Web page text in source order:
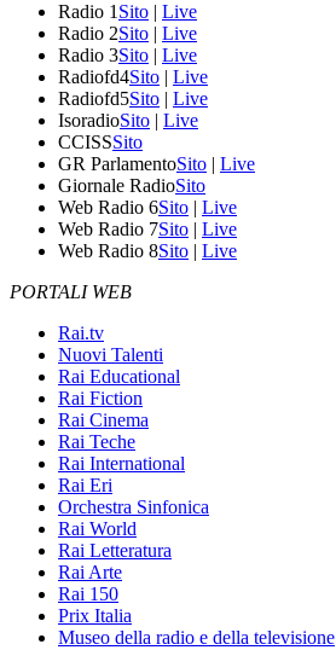
Radio 1 Sito | Live
Radio 2Sito | Live
Radio 3Sito | Live
Radiofd4Sito | Live
Radiofd5Sito | Live
IsoradioSito | Live
CCISSSito
GR ParlamentoSito | Live
Giornale RadioSito
Web Radio 6Sito | Live
Web Radio 7Sito | Live
Web Radio 8Sito | Live
PORTALI WEB
Rai.tv
Nuovi Talenti
Rai Educational
Rai Fiction
Rai Cinema
Rai Teche
Rai International
Rai Eri
Orchestra Sinfonica
Rai World
Rai Letteratura
Rai Arte
Rai 150
Prix Italia
Museo della radio e della televisione